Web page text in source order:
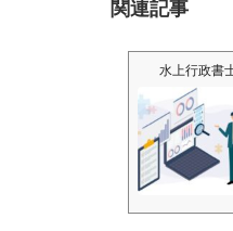
関連記事
水上行政書